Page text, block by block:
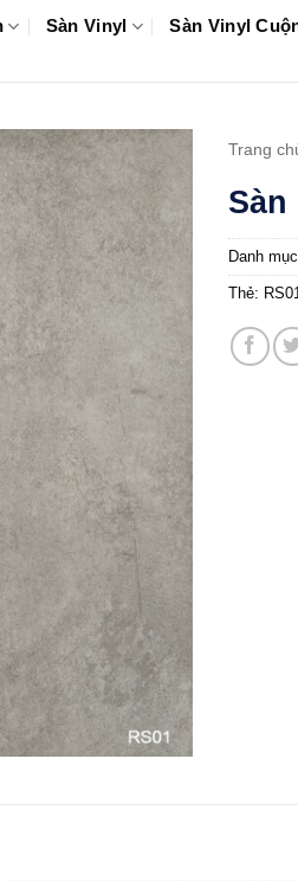
Sàn Vinyl Sàn Vinyl
Trang
Danh
Thẻ: